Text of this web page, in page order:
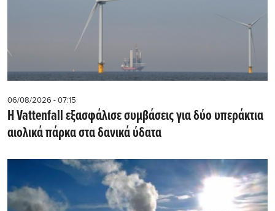
06/08/2026 - 07:15
Η Vattenfall εξασφάλισε συμβάσεις για δύο υπεράκτια
αιολικά πάρκα στα δανικά ύδατα